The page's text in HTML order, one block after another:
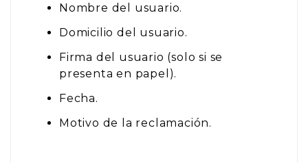
Nombre del usuario.
Domicilio del usuario.
Firma del usuario (solo si se
presenta en papel).
Fecha.
Motivo de la reclamación.